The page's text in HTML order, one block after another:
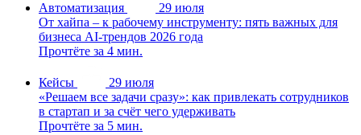
Автоматизация
29 июля
От хайпа – к рабочему инструменту: пять важных для
бизнеса AI-трендов 2026 года
Прочтёте за 4 мин.
Кейсы
29 июля
«Решаем все задачи сразу»: как привлекать сотрудников
в стартап и за счёт чего удерживать
Прочтёте за 5 мин.